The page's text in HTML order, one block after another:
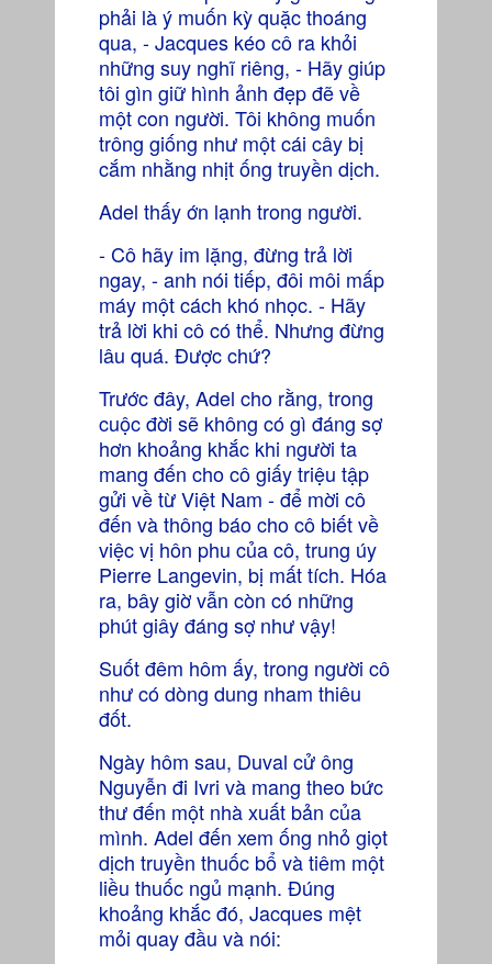
phải là ý muốn kỳ quặc thoáng
qua, - Jacques kéo cô ra khỏi
những suy nghĩ riêng, - Hãy giúp
tôi gìn giữ hình ảnh đẹp đẽ về
một con người. Tôi không muốn
trông giống như một cái cây bị
cắm nhằng nhịt ống truyền dịch.
Adel thấy ớn lạnh trong người.
- Cô hãy im lặng, đừng trả lời
ngay, - anh nói tiếp, đôi môi mấp
máy một cách khó nhọc. - Hãy
trả lời khi cô có thể. Nhưng đừng
lâu quá. Được chứ?
Trước đây, Adel cho rằng, trong
cuộc đời sẽ không có gì đáng sợ
hơn khoảng khắc khi người ta
mang đến cho cô giấy triệu tập
gửi về từ Việt Nam - để mời cô
đến và thông báo cho cô biết về
việc vị hôn phu của cô, trung úy
Pierre Langevin, bị mất tích. Hóa
ra, bây giờ vẫn còn có những
phút giây đáng sợ như vậy!
Suốt đêm hôm ấy, trong người cô
như có dòng dung nham thiêu
đốt.
Ngày hôm sau, Duval cử ông
Nguyễn đi Ivri và mang theo bức
thư đến một nhà xuất bản của
mình. Adel đến xem ống nhỏ giọt
dịch truyền thuốc bổ và tiêm một
liều thuốc ngủ mạnh. Đúng
khoảng khắc đó, Jacques mệt
mỏi quay đầu và nói: